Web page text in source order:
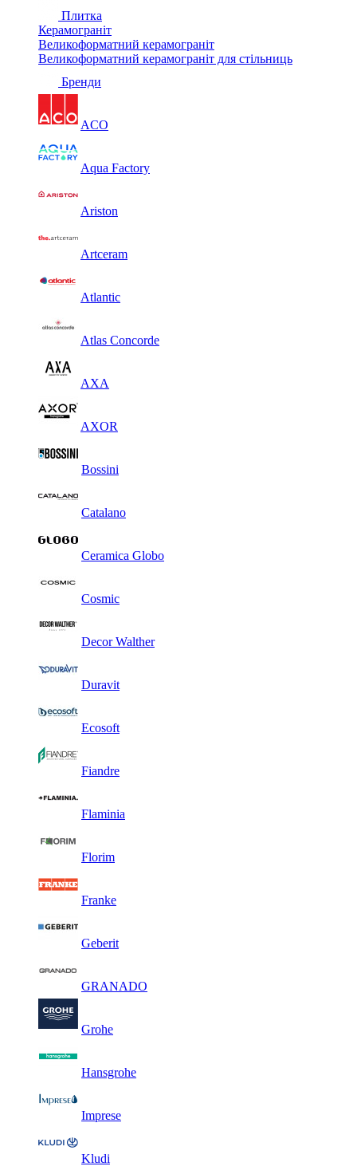
Плитка
Керамограніт
Великоформатний керамограніт
Великоформатний керамограніт для стільниць
Бренди
ACO
Aqua Factory
Ariston
Artceram
Atlantic
Atlas Concorde
AXA
AXOR
Bossini
Catalano
Ceramica Globo
Cosmic
Decor Walther
Duravit
Ecosoft
Fiandre
Flaminia
Florim
Franke
Geberit
GRANADO
Grohe
Hansgrohe
Imprese
Kludi